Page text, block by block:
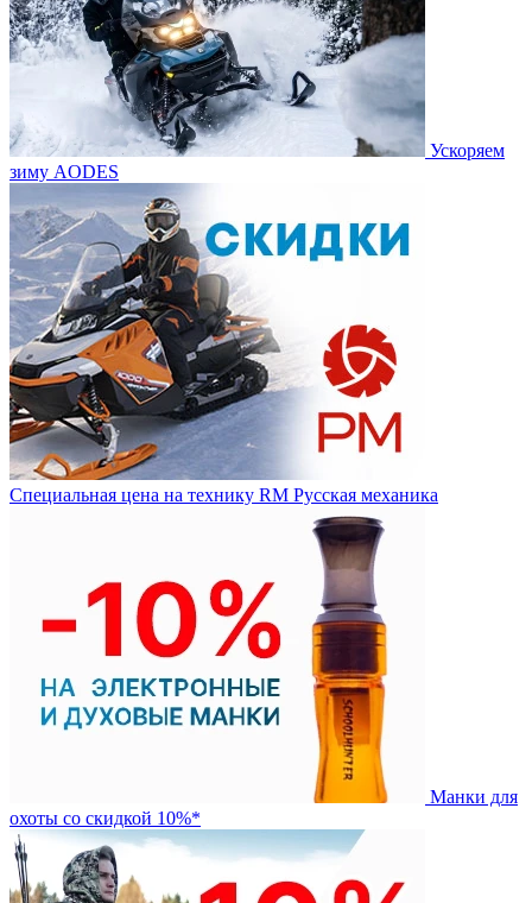
Ускоряем
зиму AODES
Специальная цена на технику RM Русская механика
Манки для
охоты со скидкой 10%*